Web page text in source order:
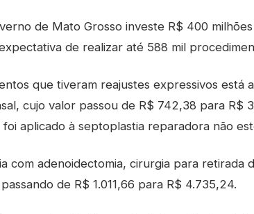
de Mato Grosso investe R$ 400
de realizar até 588 mil
que tiveram reajustes expressivos está
cujo valor passou de R$ 742,38 para R$
aplicado à septoplastia reparadora não
com adenoidectomia, cirurgia para retirada
de R$ 1.011,66 para R$ 4.735,24.